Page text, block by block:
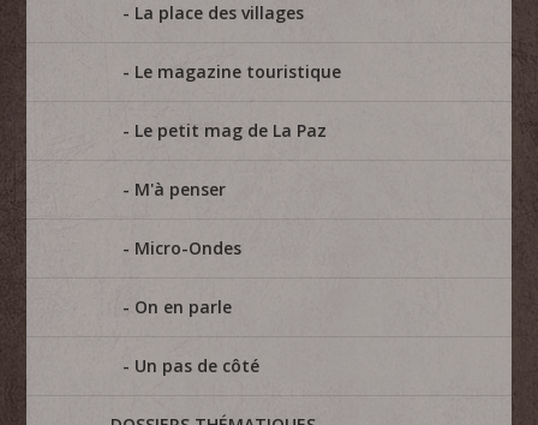
La place des villages
Le magazine touristique
Le petit mag de La Paz
M'à penser
Micro-Ondes
On en parle
Un pas de côté